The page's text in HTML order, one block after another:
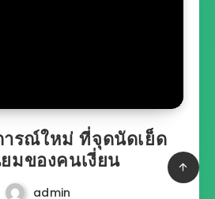
ารณ์ใหม่ ที่จุดนัดเย็ด
มของคนเงี่ยน
admin